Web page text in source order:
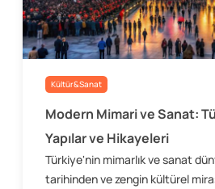
Kültür&Sanat
Modern Mimari ve Sanat:
Yapılar ve Hikayeleri
Türkiye'nin mimarlık ve sanat
tarihinden ve zengin kültürel